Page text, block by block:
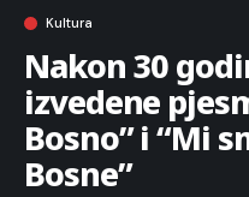
Kultura
Nakon 30
izvedene
Bosno” i “Mi
Bosne”